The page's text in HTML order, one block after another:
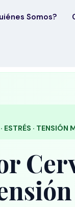
Somos?
ESTRÉS · TENSIÓN